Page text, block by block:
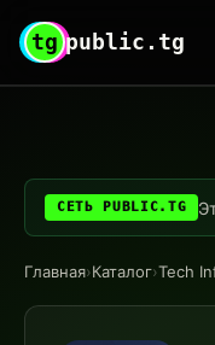
tg public.tg
СЕТЬ PUBLIC.TG
Главная›Каталог›Tech